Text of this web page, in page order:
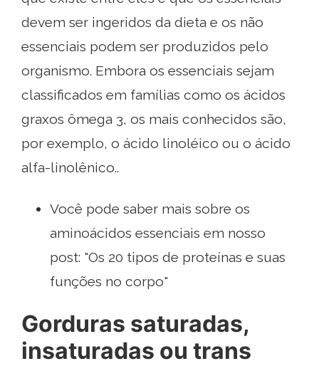
devem ser ingeridos da dieta e os não
essenciais podem ser produzidos pelo
organismo. Embora os essenciais sejam
classificados em famílias como os ácidos
graxos ômega 3, os mais conhecidos são,
por exemplo, o ácido linoléico ou o ácido
alfa-linolênico..
Você pode saber mais sobre os
aminoácidos essenciais em nosso
post: "Os 20 tipos de proteínas e suas
funções no corpo"
Gorduras saturadas,
insaturadas ou trans